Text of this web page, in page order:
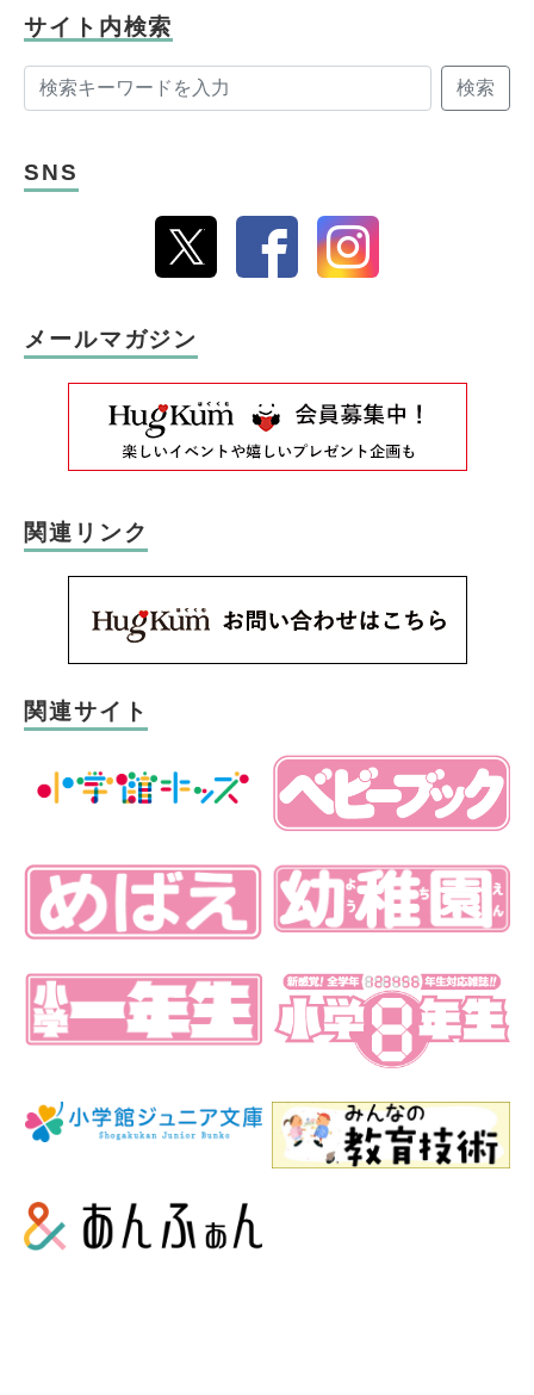
サイト内検索
検索
SNS
メールマガジン
関連リンク
関連サイト